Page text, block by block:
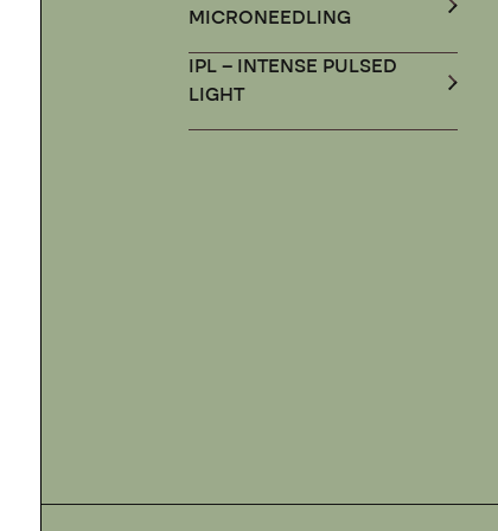
MICRONEEDLING
IPL – INTENSE PULSED
LIGHT